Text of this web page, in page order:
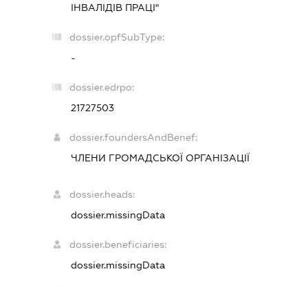
ІНВАЛІДІВ ПРАЦІ"
dossier.opfSubType:
-
dossier.edrpo:
21727503
dossier.foundersAndBenef:
ЧЛЕНИ ГРОМАДСЬКОЇ ОРГАНІЗАЦІЇ
dossier.heads:
dossier.missingData
dossier.beneficiaries:
dossier.missingData